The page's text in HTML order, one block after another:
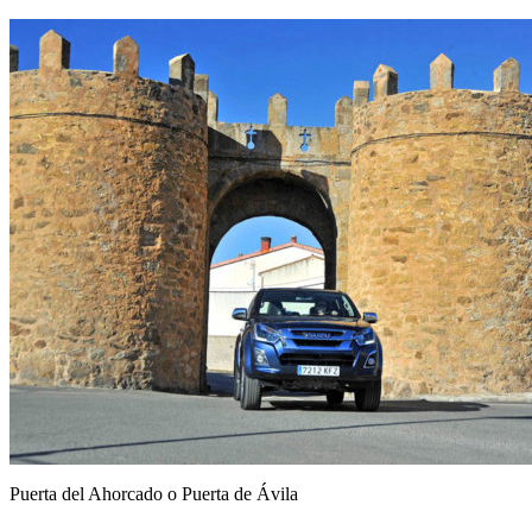
Puerta del Ahorcado o Puerta de Ávila